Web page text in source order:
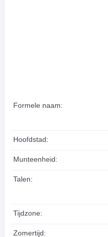
Formele naam:
Hoofdstad:
Munteenheid:
Talen:
Tijdzone:
Zomertijd: